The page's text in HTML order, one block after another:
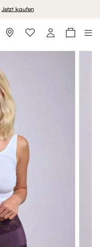
Jetzt kaufen
Storefinder